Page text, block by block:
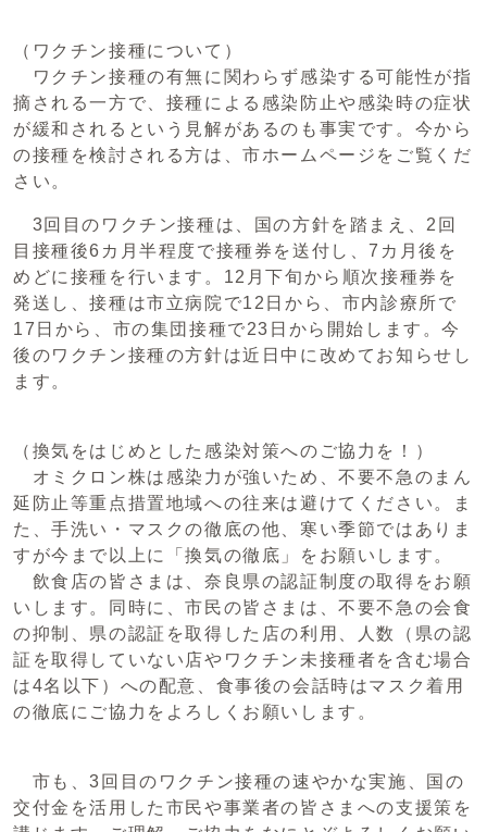
（ワクチン接種について）
ワクチン接種の有無に関わらず感染する可能性が指
摘される一方で、接種による感染防止や感染時の症状
が緩和されるという見解があるのも事実です。今から
の接種を検討される方は、市ホームページをご覧くだ
さい。
3回目のワクチン接種は、国の方針を踏まえ、2回
目接種後6カ月半程度で接種券を送付し、7カ月後を
めどに接種を行います。12月下旬から順次接種券を
発送し、接種は市立病院で12日から、市内診療所で
17日から、市の集団接種で23日から開始します。今
後のワクチン接種の方針は近日中に改めてお知らせし
ます。
（換気をはじめとした感染対策へのご協力を！）
オミクロン株は感染力が強いため、不要不急のまん
延防止等重点措置地域への往来は避けてください。ま
た、手洗い・マスクの徹底の他、寒い季節ではありま
すが今まで以上に「換気の徹底」をお願いします。
飲食店の皆さまは、奈良県の認証制度の取得をお願
いします。同時に、市民の皆さまは、不要不急の会食
の抑制、県の認証を取得した店の利用、人数（県の認
証を取得していない店やワクチン未接種者を含む場合
は4名以下）への配意、食事後の会話時はマスク着用
の徹底にご協力をよろしくお願いします。
市も、3回目のワクチン接種の速やかな実施、国の
交付金を活用した市民や事業者の皆さまへの支援策を